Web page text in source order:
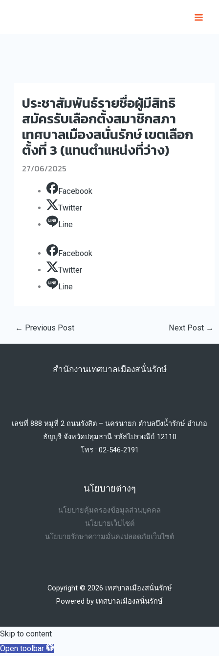
ประชาสัมพันธ์รายชื่อผู้มีสิทธิ
สมัครรับเลือกตั้งสมาชิกสภา
เทศบาลเมืองสนั่นรักษ์ เขตเลือก
ตั้งที่ 3 (แทนตำแหน่งที่ว่าง)
27/06/2025
Facebook
Twitter
Line
Facebook
Twitter
Line
← Previous Post Next Post →
สำนักงานเทศบาลเมืองสนั่นรักษ์
เลขที่ 888 หมู่ที่ 2 ถนนรังสิต – นครนายก ตำบลบึงน้ำรักษ์ อำเภอ
ธัญบุรี จังหวัดปทุมธานี รหัสไปรษณีย์ 12110
โทร : 02-546-2191
นโยบายต่างๆ
นโยบายคุ้มครองข้อมูลส่วนบุคคล
นโยบายเว็บไซต์
นโยบายรักษาความมั่นคงปลอดภัยเว็บไซต์
Copyright © 2026 เทศบาลเมืองสนั่นรักษ์
Powered by เทศบาลเมืองสนั่นรักษ์
Skip to content
Open toolbar